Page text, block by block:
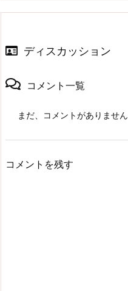
ディスカッション
コメント一覧
まだ、コメントがありません
コメントを残す